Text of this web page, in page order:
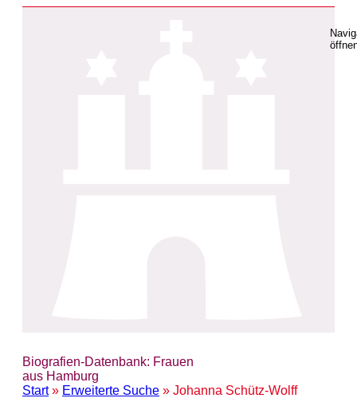
Biografien-Datenbank: Frauen
aus Hamburg
Start» Erweiterte Suche » Johanna Schütz-Wolff